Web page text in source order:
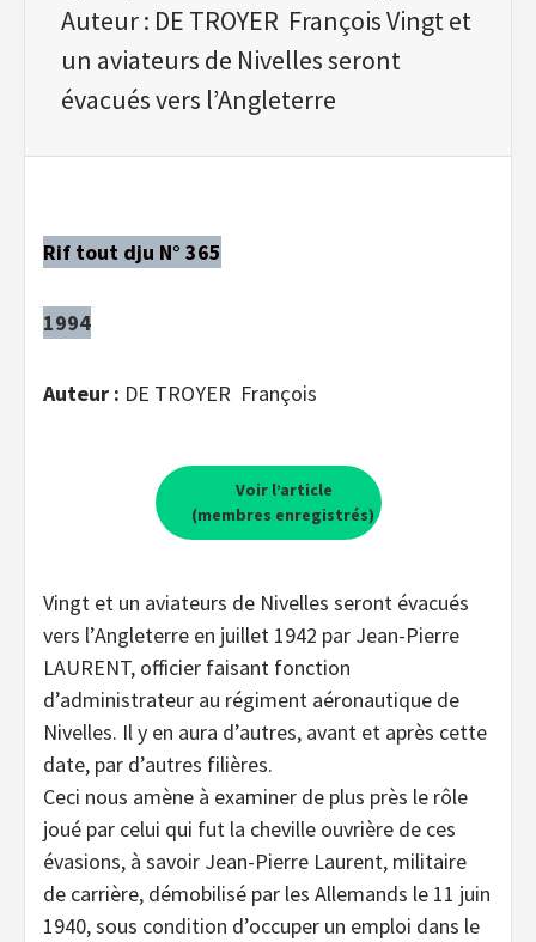
Auteur : DE TROYER François Vingt et
un aviateurs de Nivelles seront
évacués vers l’Angleterre
Rif tout dju N° 365
1994
Auteur : DE TROYER François
Voir l’article
(membres enregistrés)
Vingt et un aviateurs de Nivelles seront évacués
vers l’Angleterre en juillet 1942 par Jean-Pierre
LAURENT, officier faisant fonction
d’administrateur au régiment aéronautique de
Nivelles. Il y en aura d’autres, avant et après cette
date, par d’autres filières.
Ceci nous amène à examiner de plus près le rôle
joué par celui qui fut la cheville ouvrière de ces
évasions, à savoir Jean-Pierre Laurent, militaire
de carrière, démobilisé par les Allemands le 11 juin
1940, sous condition d’occuper un emploi dans le